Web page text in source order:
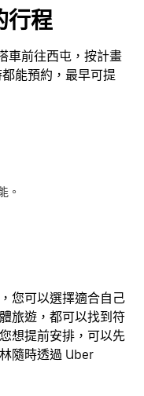
行程
車前往西屯，按計畫
能預約，最早可提
。
您可以選擇適合自己
旅遊，都可以找到符
想提前安排，可以先
隨時透過 Uber